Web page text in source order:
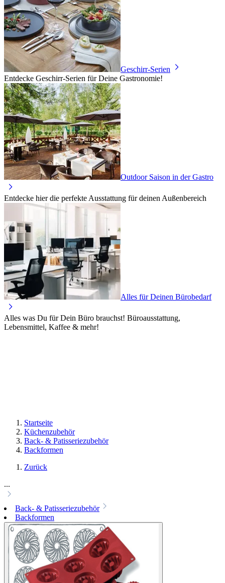
Geschirr-Serien
Entdecke Geschirr-Serien für Deine Gastronomie!
Outdoor Saison in der Gastro
Entdecke hier die perfekte Ausstattung für deinen Außenbereich
Alles für Deinen Bürobedarf
Alles was Du für Dein Büro brauchst! Büroausstattung,
Lebensmittel, Kaffee & mehr!
Startseite
Küchenzubehör
Back- & Patisseriezubehör
Backformen
Zurück
...
Back- & Patisseriezubehör
Backformen